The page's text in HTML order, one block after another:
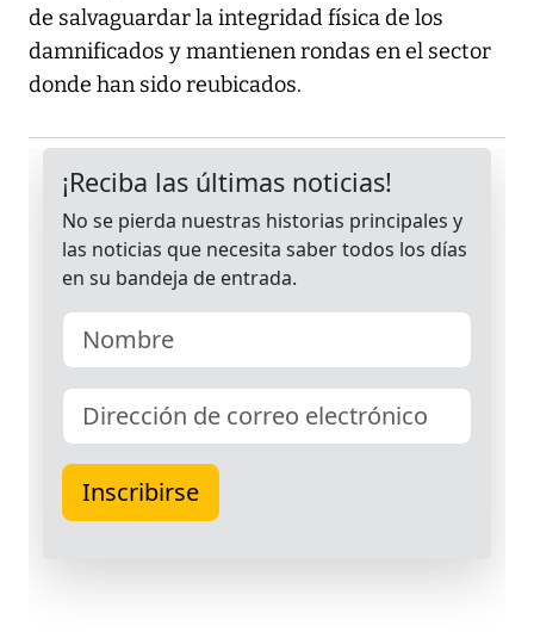
de salvaguardar la integridad física de los
damnificados y mantienen rondas en el sector
donde han sido reubicados.